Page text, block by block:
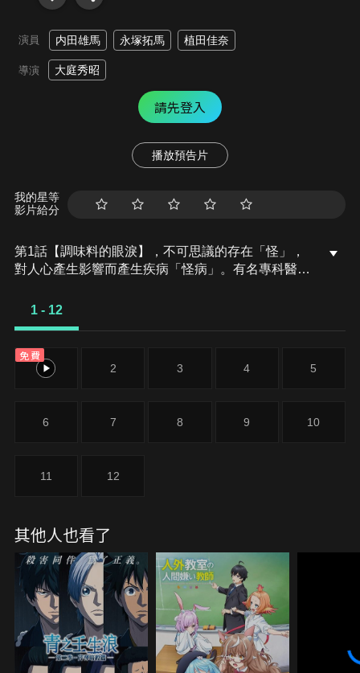
演員 内田雄馬 永塚拓馬 植田佳奈
導演 大庭秀昭
請先登入
播放預告片
我的星等
影片給分
第1話【調味料的眼淚】，不可思議的存在「怪」，
對人心產生影響而產生疾病「怪病」。有名專科醫生
姆尼的徒弟克洛，帶著琴來找拉姆尼。琴是個對於自
尼將某個怪具交給了琴。
1 - 12
免費
1 2 3 4 5
6 7 8 9 10
11 12
其他人也看了